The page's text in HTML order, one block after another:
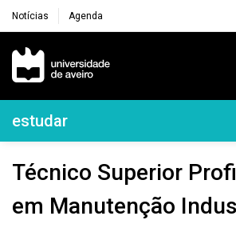
Notícias Agenda
Navegação Principal
Navegação Lateral
estudar
Técnico Superior Profissional
em Manutenção